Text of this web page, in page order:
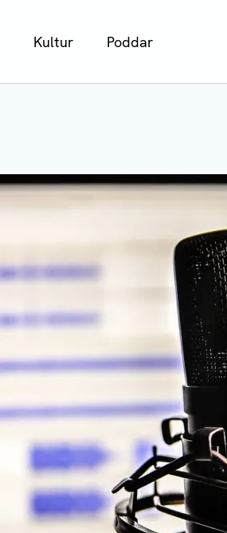
Kultur Poddar